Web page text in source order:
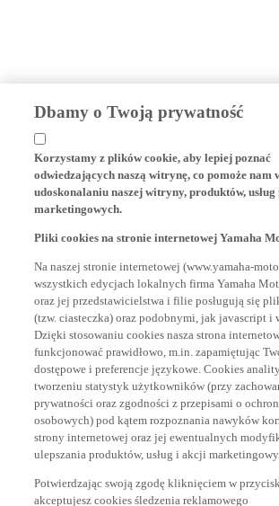
Dbamy o Twoją prywatność
Korzystamy z plików cookie, aby lepiej poznać
odwiedzających naszą witrynę, co pomoże nam
udoskonalaniu naszej witryny, produktów, usług
marketingowych.
Pliki cookies na stronie internetowej Yamaha
Na naszej stronie internetowej (www.yamaha-
wszystkich edycjach lokalnych firma Yamaha
oraz jej przedstawicielstwa i filie posługują się
(tzw. ciasteczka) oraz podobnymi, jak javascript i
Dzięki stosowaniu cookies nasza strona
funkcjonować prawidłowo, m.in. zapamiętując
dostępowe i preferencje językowe. Cookies
tworzeniu statystyk użytkowników (przy
prywatności oraz zgodności z przepisami o
osobowych) pod kątem rozpoznania nawyków
strony internetowej oraz jej ewentualnych
ulepszania produktów, usług i akcji
Potwierdzając swoją zgodę kliknięciem w
akceptujesz cookies śledzenia reklamowego